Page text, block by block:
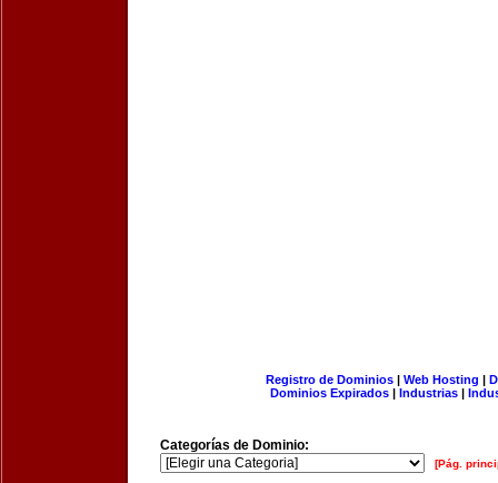
Registro de Dominios| Web Hosting |
Dominios Expirados | Industrias |
Categorías de Dominio:
[Pág.